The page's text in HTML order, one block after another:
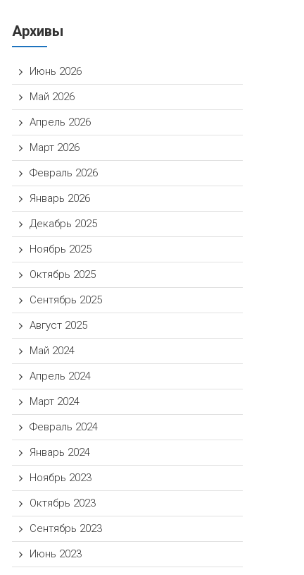
Архивы
Июнь 2026
Май 2026
Апрель 2026
Март 2026
Февраль 2026
Январь 2026
Декабрь 2025
Ноябрь 2025
Октябрь 2025
Сентябрь 2025
Август 2025
Май 2024
Апрель 2024
Март 2024
Февраль 2024
Январь 2024
Ноябрь 2023
Октябрь 2023
Сентябрь 2023
Июнь 2023